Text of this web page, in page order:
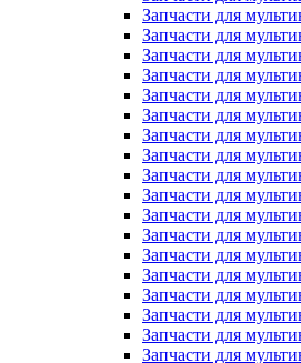
Запчасти для
Запчасти для
Запчасти для
Запчасти для
Запчасти для
Запчасти для
Запчасти для
Запчасти для
Запчасти для
Запчасти для
Запчасти для
Запчасти для
Запчасти для
Запчасти для
Запчасти для
Запчасти для
Запчасти для
Запчасти для